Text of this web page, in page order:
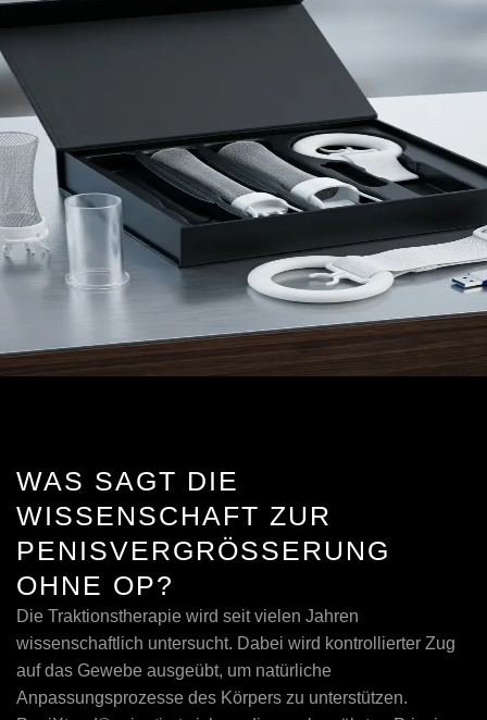
WAS SAGT DIE
WISSENSCHAFT ZUR
PENISVERGRÖSSERUNG O
HNE OP?
Die Traktionstherapie wird seit vielen Jahren
wissenschaftlich untersucht. Dabei wird kontrollierter Zug
auf das Gewebe ausgeübt, um natürliche
Anpassungsprozesse des Körpers zu unterstützen.